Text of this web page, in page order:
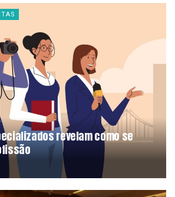
revelam como se